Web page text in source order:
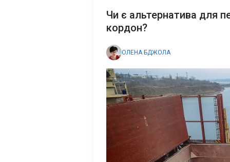
Чи є альтернатива для
кордон?
ОЛЕНА БДЖОЛА